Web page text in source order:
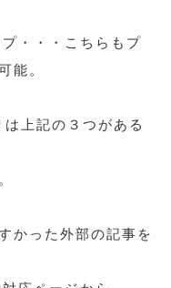
・・・こちらもプ
能。
上記の３つがある
かった外部の記事を